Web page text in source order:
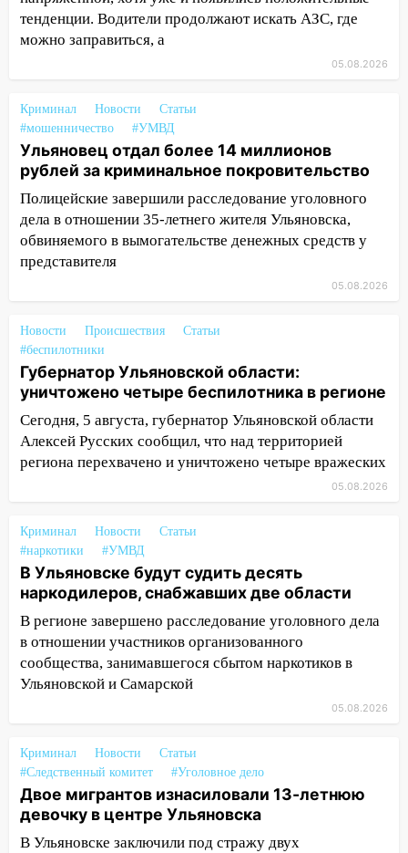
знакомым закончились для женщины
больницей
больницу
15:59 Ульяновец отдал более 14
миллионов рублей за криминальное
покровительство
15:32 На «кольце» кроссовер сбил 18-
летнего мопедиста
15:00
В Ульяновске после тройного ДТП
14:32
На Ульяновскую область
надвигается жара
14:08 Пешеход переходил по «зебре»:
подробности серьезной аварии на
Фруктовой
13:30 В Димитровграде на улице
припаркованный автомобиль
12:37 Переезжал «зебру» на
велосипеде и попал под колеса
12:18 Вспыхнул изнутри: в
Железнодорожном районе горела дача
11:33 В Засвияжье под колёса авто
попал мужчина
хозяйственные постройки
11:00 В Канадее горел жилой дом
10:18 Губернатор Ульяновской области:
уничтожено четыре беспилотника в
тенденции. Водители продолжают искать АЗС, где
можно заправиться, а
05.08.2026
Криминал Новости
Статьи
#мошенничество
#УМВД
Ульяновец отдал более 14 миллионов
рублей за криминальное покровительство
Полицейские завершили расследование уголовного
дела в отношении 35-летнего жителя Ульяновска,
обвиняемого в вымогательстве денежных средств у
представителя
05.08.2026
Новости Происшествия
Статьи
#беспилотники
Губернатор Ульяновской области:
уничтожено четыре беспилотника в регионе
Сегодня, 5 августа, губернатор Ульяновской области
Алексей Русских сообщил, что над территорией
региона перехвачено и уничтожено четыре вражеских
05.08.2026
Криминал Новости
Статьи
#наркотики
#УМВД
В Ульяновске будут судить десять
наркодилеров, снабжавших две области
В регионе завершено расследование уголовного дела
в отношении участников организованного
сообщества, занимавшегося сбытом наркотиков в
Ульяновской и Самарской
05.08.2026
Криминал Новости
Статьи
#Следственный комитет
#Уголовное дело
Двое мигрантов изнасиловали 13-летнюю
девочку в центре Ульяновска
В Ульяновске заключили под стражу двух